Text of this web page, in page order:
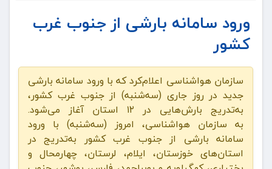
ورود سامانه بارشی از جنوب غرب
کشور
سازمان هواشناسی اعلام‌کرد که با ورود سامانه بارشی
جدید در روز جاری (سه‌شنبه) از جنوب غرب کشور،
به‌تدریج بارش‌هایی در ۱۲ استان آغاز می‌شود.
به سازمان هواشناسی، امروز (سه‌شنبه) با ورود
سامانه بارشی از جنوب غرب کشور به‌تدریج در
استان‌های خوزستان، ایلام، لرستان، چهارمحال و